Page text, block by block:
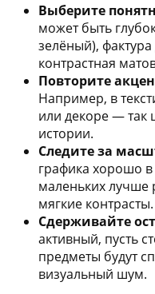
Выберите
может быть
зелёный),
контрастная
Повторите
Например, в
или декоре — так
истории.
Следите за
графика хорошо
маленьких лучше
мягкие контрасты.
Сдерживайте
активный, пусть
предметы будут
визуальный шум.